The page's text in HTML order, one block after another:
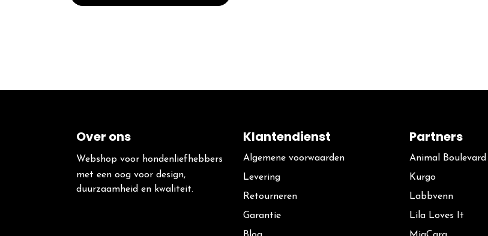
Over ons
Webshop voor hondenliefhebbers
met een oog voor design,
duurzaamheid en kwaliteit.
Partners
Animal Boulevard
Kurgo
La​bbvenn
Lila Loves It
Klantendienst
Algemene voorwaarden
Levering
Retourneren
Garantie